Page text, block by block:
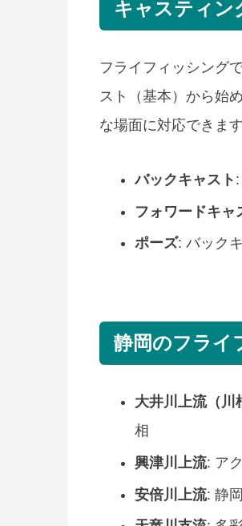
キャスティン
フライフィッシング
スト（基本）から始
な場面に対応できます
バックキャスト
フォワードキャ
ポーズ: バック
静岡のフライ
大井川上流（川
相
興津川上流: ア
安倍川上流: 静